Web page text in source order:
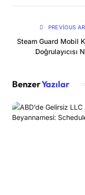
PREVIOUS
Steam Guard Mobil
Doğrulayıcısı
BenzerYazılar